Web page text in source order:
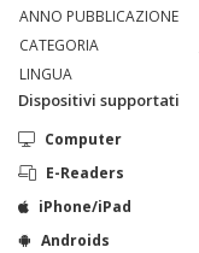
ANNO PUBBLICAZIONE
CATEGORIA
LINGUA
Dispositivi supportati
Computer
E-Readers
iPhone/iPad
Androids